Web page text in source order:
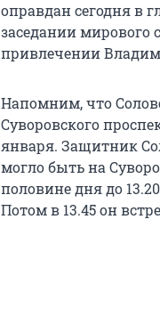
оправдан сегодня в
заседании мирового
привлечении
Напомним, что
Суворовского
января. Защитник
могло быть на
половине дня до
Потом в 13.45 он